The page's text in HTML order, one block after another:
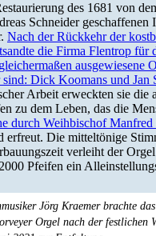
des 1681 von
Schneider geschaffenen
Nach der Rückkehr der
die Firma Flentrop für
ausgewiesene
sind: Dick Koomans und Jan
Arbeit erweckten sie die
zu dem Leben, das die
durch Weihbischof Manfred
erfreut. Die mitteltönige
verleiht der
Pfeifen ein
Jörg Kraemer brachte das
Orgel nach der festlichen